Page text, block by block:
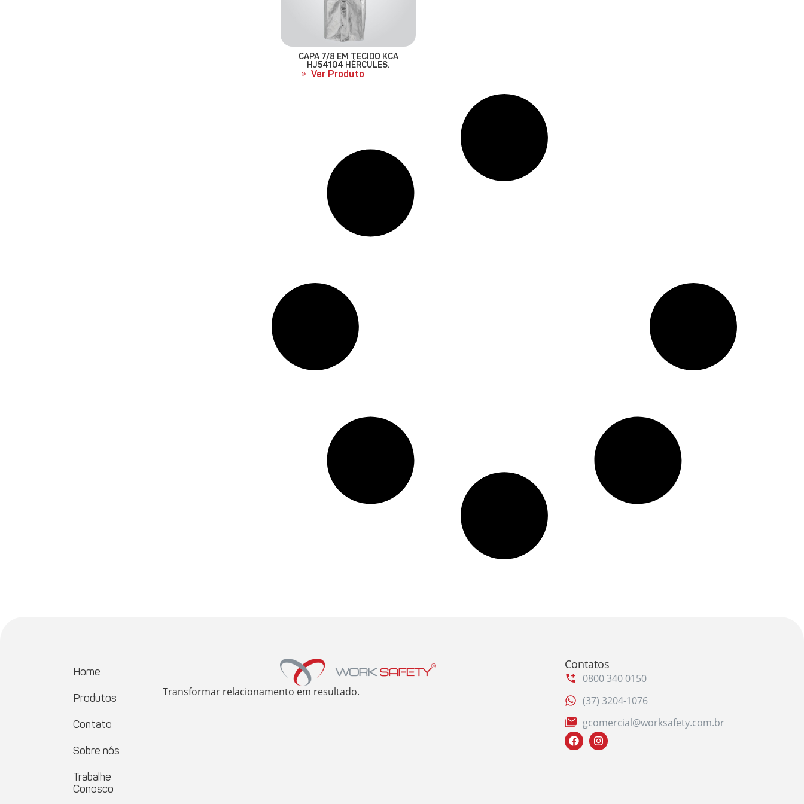
CAPA 7/8 EM TECIDO KCA
HJ54104 HÉRCULES.
Ver Produto
Home
Produtos
Contato
Sobre nós
Trabalhe
Conosco
Transformar relacionamento em resultado.
Contatos
0800 340 0150
(37) 3204-1076
gcomercial@worksafety.com.br